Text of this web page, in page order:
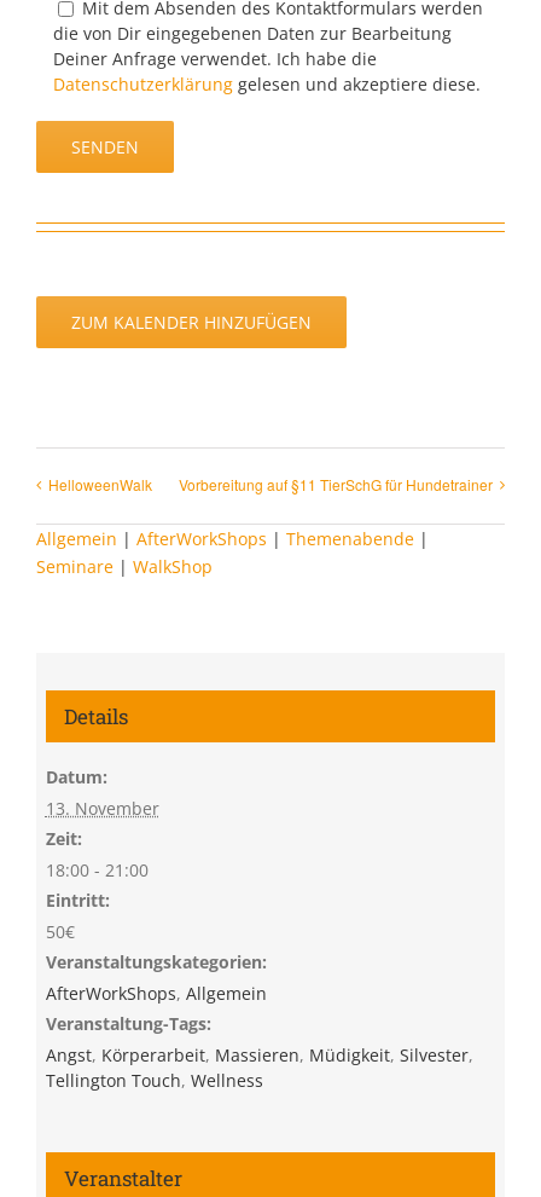
Mit dem Absenden des Kontaktformulars werden
die von Dir eingegebenen Daten zur Bearbeitung
Deiner Anfrage verwendet. Ich habe die
Datenschutzerklärung gelesen und akzeptiere diese.
ZUM KALENDER HINZUFÜGEN
Helloween­Walk Vorbereitung auf §11 TierSchG für Hundetrainer
Allgemein | AfterWorkShops | Themenabende |
Seminare | WalkShop
Details
Datum:
13. November
Zeit:
18:00 - 21:00
Eintritt:
50€
Veranstaltungskategorien:
AfterWorkShops, Allgemein
Veranstaltung-Tags:
Angst, Körperarbeit, Massieren, Müdigkeit, Silvester,
Tellington Touch, Wellness
Veranstalter